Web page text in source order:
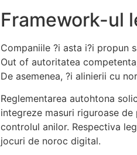
Framework-ul
Companiile ?i asta i?i propun
Out of autoritatea
De asemenea, ?i alinierii cu
Reglementarea autohtona
integreze masuri riguroase
controlul anilor. Respectiva
jocuri de noroc digital.